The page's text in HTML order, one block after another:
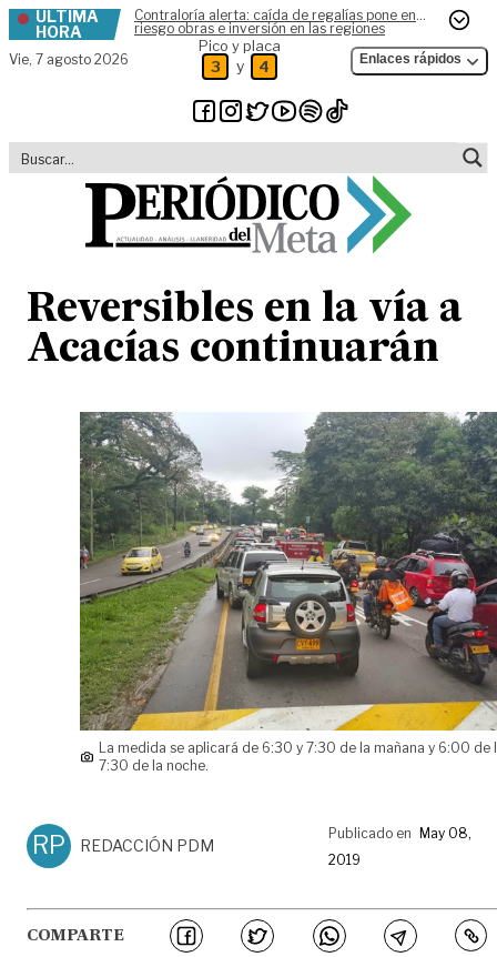
Skip to content
ÚLTIMA
HORA
Contraloría alerta: caída de regalías pone en
riesgo obras e inversión en las regiones
Vie, 7 agosto 2026
Pico y placa
3 y 4 Enlaces rápidos
Reversibles en la vía a
Acacías continuarán
La medida se aplicará de 6:30 y 7:30 de la mañana y 6:00 de
7:30 de la noche.
RP REDACCIÓN PDM
Publicado en May 08,
2019
COMPARTE